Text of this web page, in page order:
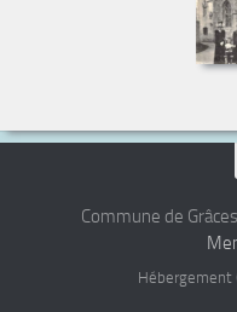
Commune de
Hébergement